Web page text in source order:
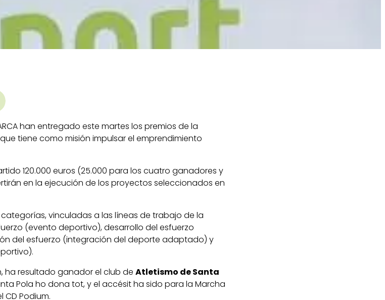
han entregado este martes los premios de la
tiene como misión impulsar el emprendimiento
120.000 euros (25.000 para los cuatro ganadores y
en la ejecución de los proyectos seleccionados en
vinculadas a las líneas de trabajo de la
(evento deportivo), desarrollo del esfuerzo
del esfuerzo (integración del deporte adaptado) y
ha resultado ganador el club de Atletismo de Santa
Pola ho dona tot, y el accésit ha sido para la Marcha
Podium.